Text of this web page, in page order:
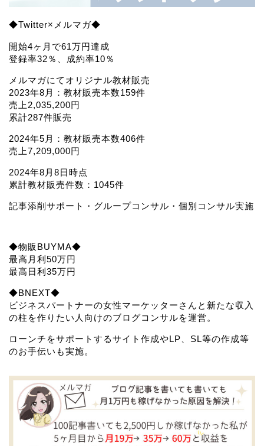
◆Twitter×メルマガ◆
開始4ヶ月で61万円達成
登録率32％、成約率10％
メルマガにてオリジナル教材販売
2023年8月：教材販売本数159件
売上2,035,200円
累計287件販売
2024年5月：教材販売本数406件
売上7,209,000円
2024年8月8日時点
累計教材販売件数：1045件
記事添削サポート・グループコンサル・個別コンサル実施
◆物販BUYMA◆
最高月利50万円
最高日利35万円
◆BNEXT◆
ビジネスパートナーの女性マーケッターさんと新たな収入
の柱を作りたい人向けのブログコンサルを運営。
ローンチをサポートするサイト作成やLP、SL等の作成等
のお手伝いも実施。